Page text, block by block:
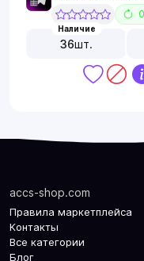
Наличие
36шт.
accs-shop.com
Правила маркетплейса
Контакты
Все категории
Блог